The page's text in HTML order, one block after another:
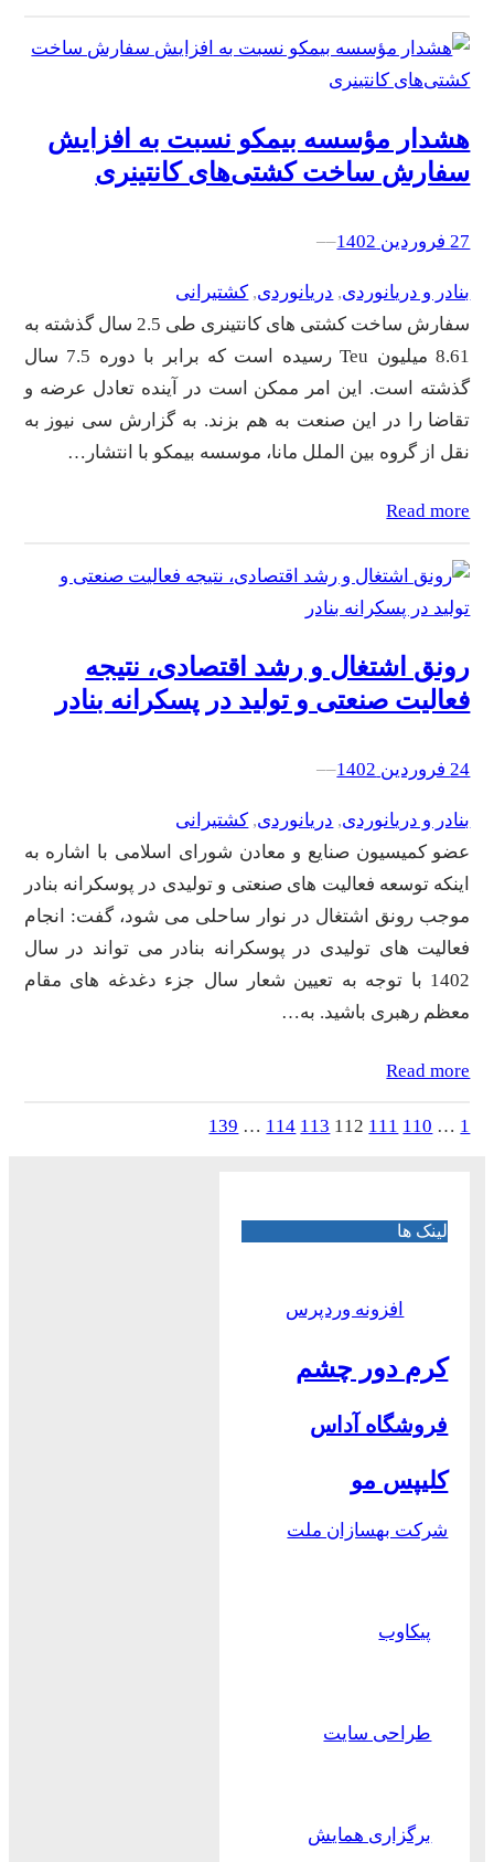
هشدار مؤسسه بیمکو نسبت به افزایش
سفارش ساخت کشتی‌های کانتینری
27 فروردین 1402 –
–
بنادر و دریانوردی, دریانوردی, کشتیرانی
سفارش ساخت کشتی های کانتینری طی 2.5 سال گذشته به
8.61 میلیون Teu رسیده است که برابر با دوره 7.5 سال
گذشته است. این امر ممکن است در آینده تعادل عرضه و
تقاضا را در این صنعت به هم بزند. به گزارش سی نیوز به
نقل از گروه بین الملل مانا، موسسه بیمکو با انتشار…
Read more
رونق اشتغال و رشد اقتصادی، نتیجه
فعالیت‌ صنعتی و تولید در پسکرانه بنادر
24 فروردین 1402 –
–
بنادر و دریانوردی, دریانوردی, کشتیرانی
عضو کمیسیون صنایع و معادن شورای اسلامی با اشاره به
اینکه توسعه فعالیت های صنعتی و تولیدی در پوسکرانه بنادر
موجب رونق اشتغال در نوار ساحلی می شود، گفت: انجام
فعالیت های تولیدی در پوسکرانه بنادر می تواند در سال
1402 با توجه به تعیین شعار سال جزء دغدغه های مقام
معظم رهبری باشید. به…
Read more
1
…
110
111
112
113
114
…
139
لینک ها
افزونه وردپرس
کرم دور چشم
فروشگاه آداس
کلیپس مو
شرکت بهسازان ملت
پیکاوب
طراحی سایت
برگزاری همایش